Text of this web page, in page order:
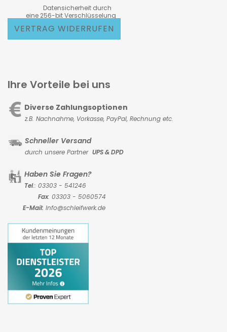
Datensicherheit durch
eine 256-bit Verschlüsselung
VERTRAG WIDERRUFEN
Ihre Vorteile bei uns
Diverse Zahlungsoptionen
z.B. Nachnahme, Vorkasse, PayPal, Rechnung etc.
Schneller Versand
durch unsere Partner UPS & DPD
Haben Sie Fragen?
Tel.: 03303 - 541246
Fax: 03303 - 5060574
E-Mail: Info@schleifwerk.de